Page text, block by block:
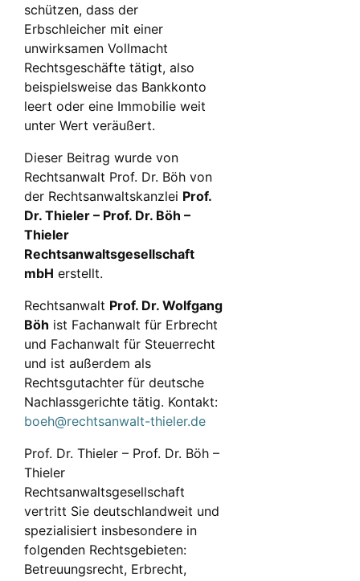
schützen, dass der
Erbschleicher mit einer
unwirksamen Vollmacht
Rechtsgeschäfte tätigt, also
beispielsweise das Bankkonto
leert oder eine Immobilie weit
unter Wert veräußert.
Dieser Beitrag wurde von
Rechtsanwalt Prof. Dr. Böh von
der Rechtsanwaltskanzlei Prof.
Dr. Thieler – Prof. Dr. Böh –
Thieler
Rechtsanwaltsgesellschaft
mbH erstellt.
Rechtsanwalt Prof. Dr. Wolfgang
Böh ist Fachanwalt für Erbrecht
und Fachanwalt für Steuerrecht
und ist außerdem als
Rechtsgutachter für deutsche
Nachlassgerichte tätig. Kontakt:
boeh@rechtsanwalt-thieler.de
Prof. Dr. Thieler – Prof. Dr. Böh –
Thieler
Rechtsanwaltsgesellschaft
vertritt Sie deutschlandweit und
spezialisiert insbesondere in
folgenden Rechtsgebieten:
Betreuungsrecht, Erbrecht,